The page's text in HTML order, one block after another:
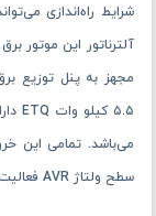
آلترناتور این موتور
می‌باشد. تمامی این
سطح ولتاژ AVR فعالیت می‌کنند.